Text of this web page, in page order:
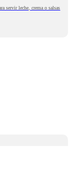
servir leche, crema o salsas